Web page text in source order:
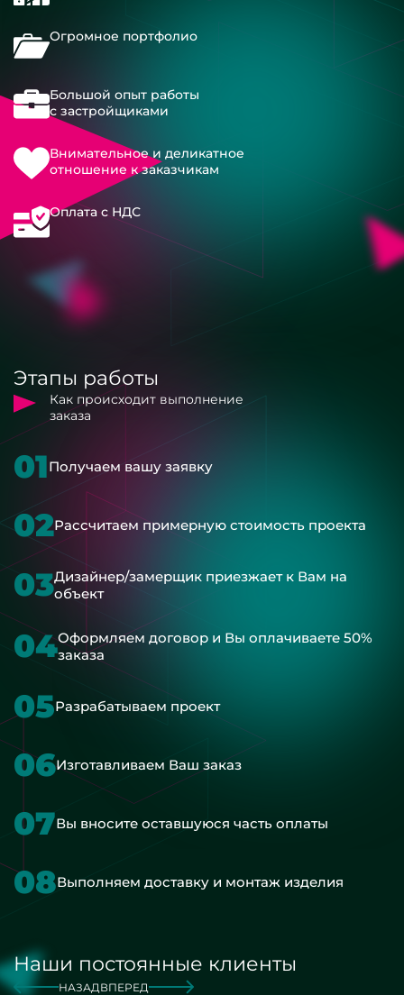
Огромное портфолио
Большой опыт работы
с застройщиками
Внимательное и деликатное
отношение к заказчикам
Оплата с НДС
Этапы работы
Как происходит выполнение
заказа
01Получаем вашу заявку
02Рассчитаем примерную стоимость проекта
03Дизайнер/замерщик приезжает к Вам на
объект
04Оформляем договор и Вы оплачиваете 50%
заказа
05Разрабатываем проект
06Изготавливаем Ваш заказ
07Вы вносите оставшуюся часть оплаты
08Выполняем доставку и монтаж изделия
Наши постоянные клиенты
НАЗАД ВПЕРЕД